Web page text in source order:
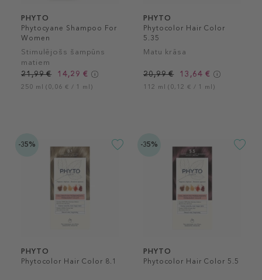
PHYTO
Phytocyane Shampoo For
Women
Stimulējošs šampūns
matiem
21,99 €
14,29 €
250 ml (0,06 € / 1 ml)
PHYTO
Phytocolor Hair Color
5.35
Matu krāsa
20,99 € 13,64 €
112 ml (0,12 € / 1 ml)
-35%
PHYTO
Phytocolor Hair Color 8.1
-35%
PHYTO
Phytocolor Hair Color 5.5